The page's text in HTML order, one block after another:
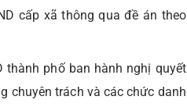
cấp xã thông qua đề án theo
thành phố ban hành nghị quyết
chuyên trách và các chức danh